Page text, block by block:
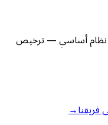
نظام أساسي — ترخيص
→